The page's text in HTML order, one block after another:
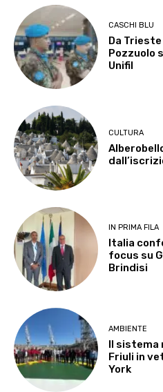
CASCHI BLU
Da
Pozzuolo
Unifil
CULTURA
IN PRIMA FILA
Italia
focus su
Brindisi
AMBIENTE
Il sistema
Friuli in
York